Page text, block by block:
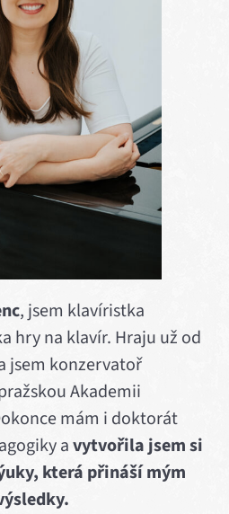
, jsem klavíristka
hry na klavír. Hraju už od
jsem konzervatoř
Akademii
mám i doktorát
avytvořila jsem si
která přináší mým